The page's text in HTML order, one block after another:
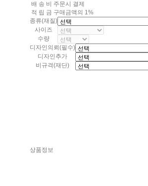
배 송 비
주문시 결제
적 립 금 구매금액의 1%
종류(재질)
사이즈
수량
디자인의뢰(필수)
디자인추가
비규격(재단)
상품정보